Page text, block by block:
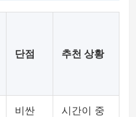
단점 추천 상황
비싼
시간이 중